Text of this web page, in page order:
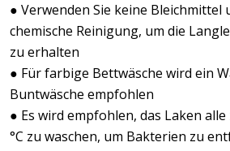
● Verwenden Sie keine Bleichmittel
chemische Reinigung, um die
zu erhalten
● Für farbige Bettwäsche wird ein
Buntwäsche empfohlen
● Es wird empfohlen, das Laken
°C zu waschen, um Bakterien zu